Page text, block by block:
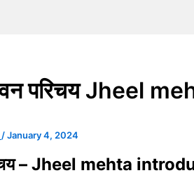
परिचय Jheel
/January 4, 2024
– Jheel mehta